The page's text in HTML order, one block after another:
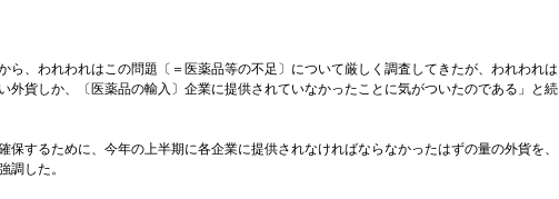
、われわれはこの問題〔＝医薬品等の不足〕について厳しく調査してきたが、われわれは
外貨しか、〔医薬品の輸入〕企業に提供されていなかったことに気がついたのである」と続
するために、今年の上半期に各企業に提供されなければならなかったはずの量の外貨を、
調した。